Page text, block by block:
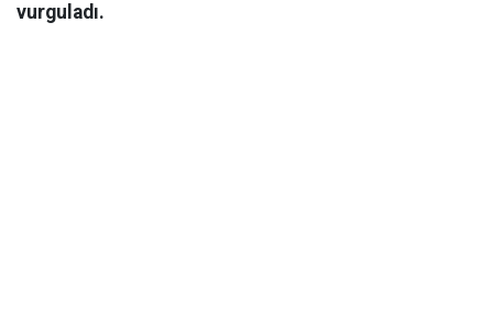
vurguladı.